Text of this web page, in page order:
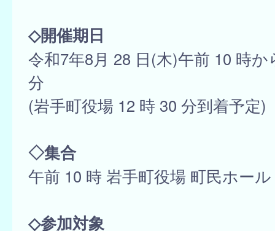
◇開催期日
令和7年8月 28 日(木)午前 10 時か
分
(岩手町役場 12 時 30 分到着予定)
◇集合
午前 10 時 岩手町役場 町民ホール
◇参加対象